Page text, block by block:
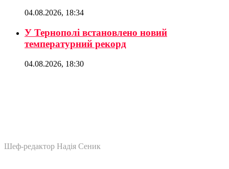
04.08.2026, 18:34
У Тернополі встановлено новий
температурний рекорд
04.08.2026, 18:30
Шеф-редактор Надія Сеник